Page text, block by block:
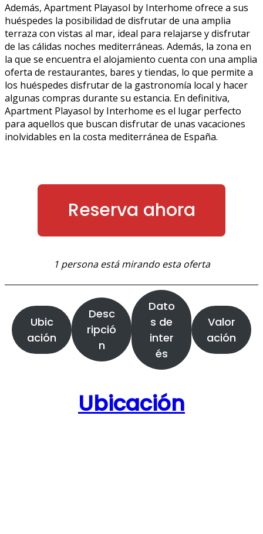
Además, Apartment Playasol by Interhome ofrece a sus
huéspedes la posibilidad de disfrutar de una amplia
terraza con vistas al mar, ideal para relajarse y disfrutar
de las cálidas noches mediterráneas. Además, la zona en
la que se encuentra el alojamiento cuenta con una amplia
oferta de restaurantes, bares y tiendas, lo que permite a
los huéspedes disfrutar de la gastronomía local y hacer
algunas compras durante su estancia. En definitiva,
Apartment Playasol by Interhome es el lugar perfecto
para aquellos que buscan disfrutar de unas vacaciones
inolvidables en la costa mediterránea de España.
Reserva ahora
1 persona está mirando esta oferta
Ubic
ación
Desc
ripció
n
Dato
s de
inter
és
Valor
ación
Ubicación